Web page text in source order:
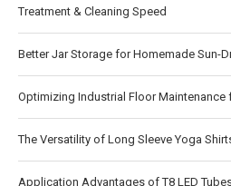
Treatment & Cleaning Speed
Better Jar Storage for Homemade Sun-
Optimizing Industrial Floor
The Versatility of Long Sleeve Yoga
Application Advantages of T8 LED